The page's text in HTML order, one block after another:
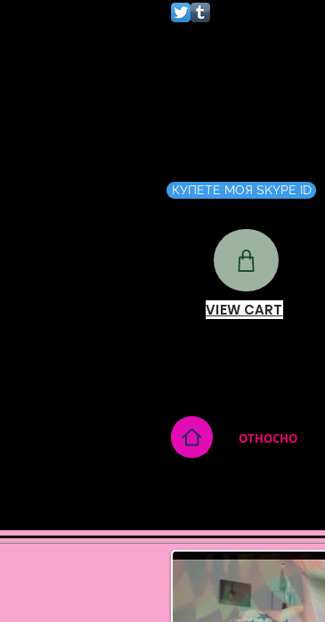
КУПЕТЕ МОЯ SKYPE ID
VIEW CART
ОТНОСНО